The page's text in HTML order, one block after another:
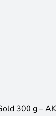
300 g –